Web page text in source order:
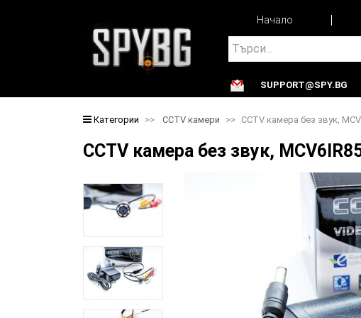
Начало
Search
SUPPORT@SPY.BG
Категории CCTV камери CCTV камера без звук,
CCTV камера без звук,